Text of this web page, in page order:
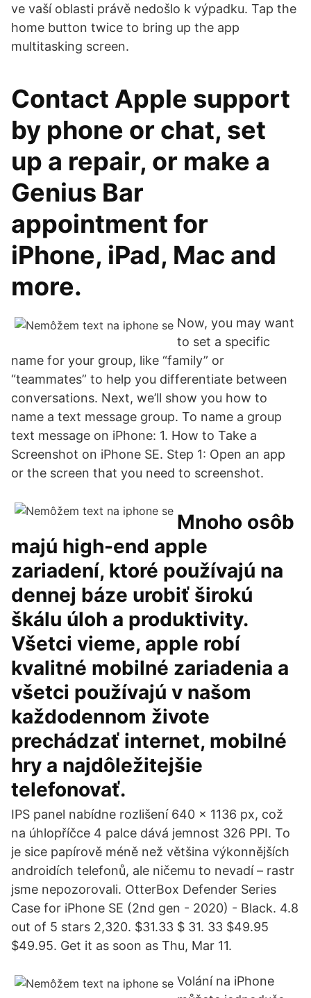
ve vaší oblasti právě nedošlo k výpadku. Tap the
home button twice to bring up the app
multitasking screen.
Contact Apple support
by phone or chat, set
up a repair, or make a
Genius Bar
appointment for
iPhone, iPad, Mac and
more.
Now, you may want
to set a specific
name for your group, like “family” or
“teammates” to help you differentiate between
conversations. Next, we’ll show you how to
name a text message group. To name a group
text message on iPhone: 1. How to Take a
Screenshot on iPhone SE. Step 1: Open an app
or the screen that you need to screenshot.
Mnoho osôb
majú high-end apple
zariadení, ktoré používajú na
dennej báze urobiť širokú
škálu úloh a produktivity.
Všetci vieme, apple robí
kvalitné mobilné zariadenia a
všetci používajú v našom
každodennom živote
prechádzať internet, mobilné
hry a najdôležitejšie
telefonovať.
IPS panel nabídne rozlišení 640 x 1136 px, což
na úhlopříčce 4 palce dává jemnost 326 PPI. To
je sice papírově méně než většina výkonnějších
androidích telefonů, ale ničemu to nevadí – rastr
jsme nepozorovali. OtterBox Defender Series
Case for iPhone SE (2nd gen - 2020) - Black. 4.8
out of 5 stars 2,320. $31.33 $ 31. 33 $49.95
$49.95. Get it as soon as Thu, Mar 11.
Volání na iPhone